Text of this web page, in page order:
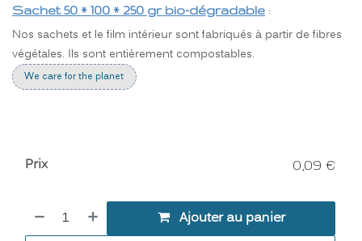
Sachet 50 * 100 * 250 gr bio-dégradable :
Nos sachets et le film intérieur sont fabriqués à partir de fibres
végétales. Ils sont entièrement compostables.
We care for the planet
Ajouter au panier
Prix 0,09 €